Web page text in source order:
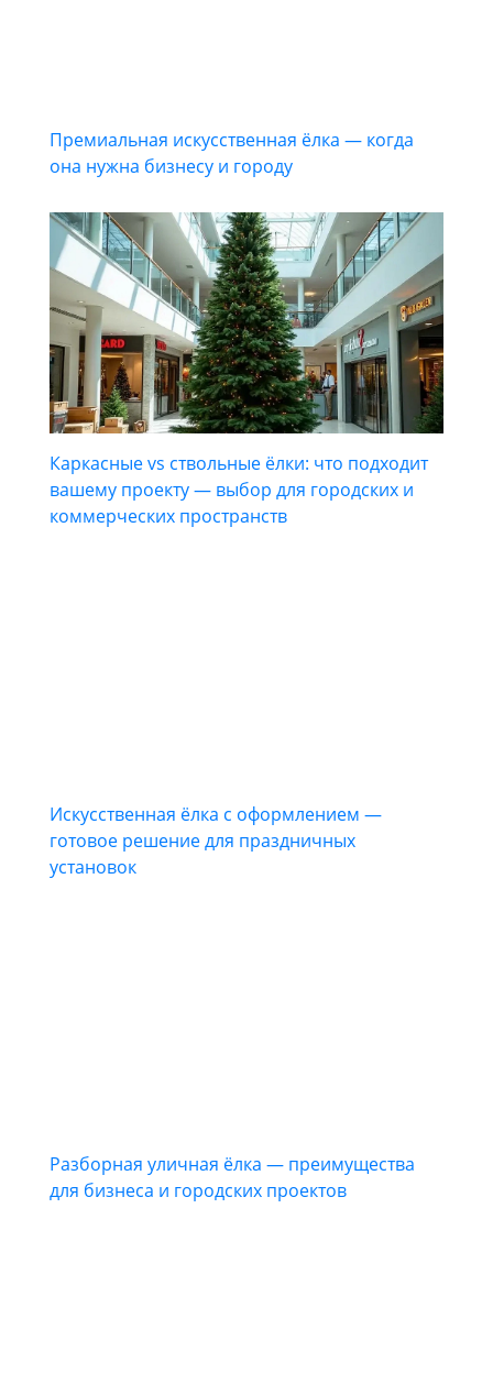
Премиальная искусственная ёлка — когда
она нужна бизнесу и городу
Каркасные vs ствольные ёлки: что подходит
вашему проекту — выбор для городских и
коммерческих пространств
Искусственная ёлка с оформлением —
готовое решение для праздничных
установок
Разборная уличная ёлка — преимущества
для бизнеса и городских проектов